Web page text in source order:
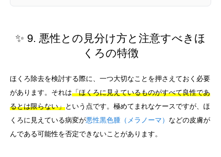
✨ 9. 悪性との見分け方と注意すべきほ
くろの特徴
ほくろ除去を検討する際に、一つ大切なことを押さえておく必要
があります。それは「ほくろに見えているものがすべて良性であ
るとは限らない」という点です。極めてまれなケースですが、ほ
くろに見えている病変が悪性黒色腫（メラノーマ） などの皮膚が
んである可能性を否定できないことがあります。